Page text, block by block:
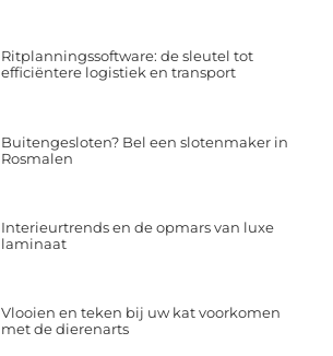
Ritplanningssoftware: de sleutel tot
efficiëntere logistiek en transport
Buitengesloten? Bel een slotenmaker in
Rosmalen
Interieurtrends en de opmars van luxe
laminaat
Vlooien en teken bij uw kat voorkomen
met de dierenarts